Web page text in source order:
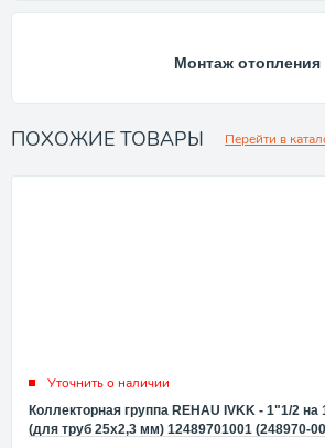
Монтаж отопления
ПОХОЖИЕ ТОВАРЫ Перейти в
Уточнить о наличии
Коллекторная группа REHAU IVKK - 1"1/2 на
(для труб 25x2,3 мм) 12489701001 (248970-